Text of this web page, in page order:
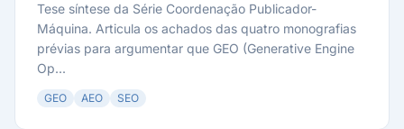
Tese síntese da Série Coordenação Publicador-
Máquina. Articula os achados das quatro monografias
prévias para argumentar que GEO (Generative Engine
Op...
GEO AEO SEO